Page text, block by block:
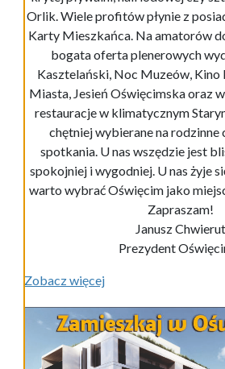
Orlik. Wiele profitów płynie z
Karty Mieszkańca. Na amatorów
bogata oferta plenerowych
Kasztelański, Noc Muzeów, Kino
Miasta, Jesień Oświęcimska oraz
restauracje w klimatycznym
chętniej wybierane na
spotkania. U nas wszędzie jest
spokojniej i wygodniej. U nas żyje
warto wybrać Oświęcim jako
Zapraszam!
Janusz Chwierut
Prezydent
Zobacz więcej